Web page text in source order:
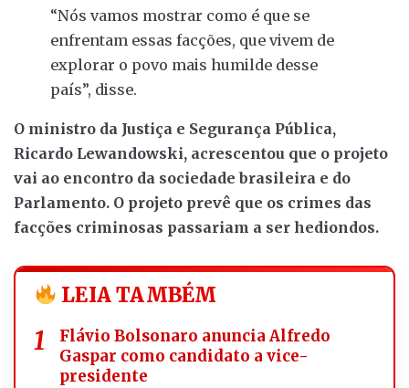
“Nós vamos mostrar como é que se
enfrentam essas facções, que vivem de
explorar o povo mais humilde desse
país”, disse.
O ministro da Justiça e Segurança Pública,
Ricardo Lewandowski, acrescentou que o projeto
vai ao encontro da sociedade brasileira e do
Parlamento. O projeto prevê que os crimes das
facções criminosas passariam a ser hediondos.
LEIA TAMBÉM
Flávio Bolsonaro anuncia Alfredo
Gaspar como candidato a vice-
presidente